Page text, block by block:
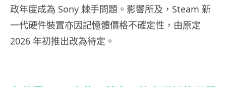
政年度成為 Sony 棘手問題。影響所及，Steam 新
一代硬件裝置亦因記憶體價格不確定性，由原定
2026 年初推出改為待定。